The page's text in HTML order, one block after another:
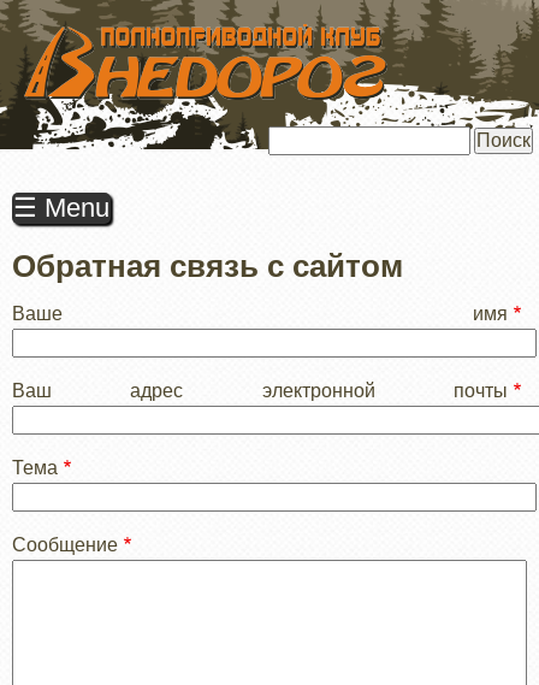
ПЕРЕЙТИ
ОСНОВНОМУ
СОДЕРЖАНИЮ
☰ Menu
Обратная связь с сайтом
Ваше имя
Ваш адрес электронной почты
Тема
Сообщение